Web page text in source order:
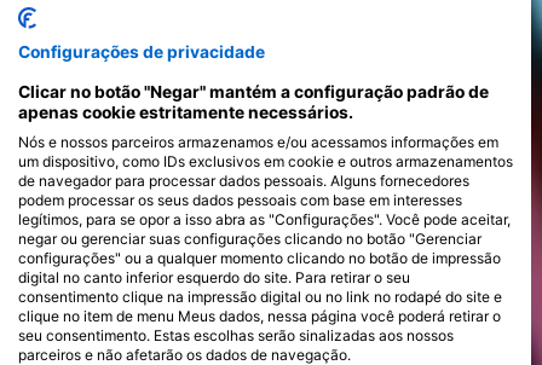
Configurações de privacidade
Clicar no botão "Negar" mantém a configuração padrão de
apenas cookie estritamente necessários.
Nós e nossos parceiros armazenamos e/ou acessamos informações em
um dispositivo, como IDs exclusivos em cookie e outros armazenamentos
de navegador para processar dados pessoais. Alguns fornecedores
podem processar os seus dados pessoais com base em interesses
legítimos, para se opor a isso abra as "Configurações". Você pode aceitar,
negar ou gerenciar suas configurações clicando no botão "Gerenciar
configurações" ou a qualquer momento clicando no botão de impressão
digital no canto inferior esquerdo do site. Para retirar o seu
consentimento clique na impressão digital ou no link no rodapé do site e
clique no item de menu Meus dados, nessa página você poderá retirar o
seu consentimento. Estas escolhas serão sinalizadas aos nossos
parceiros e não afetarão os dados de navegação.